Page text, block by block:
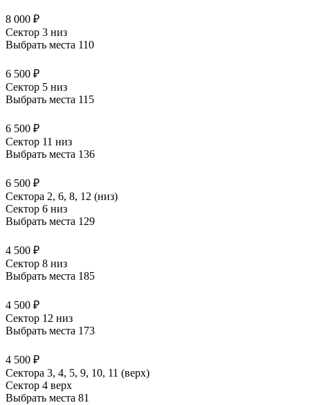
8 000 ₽
Сектор 3 низ
Выбрать места 110
6 500 ₽
Сектор 5 низ
Выбрать места 115
6 500 ₽
Сектор 11 низ
Выбрать места 136
6 500 ₽
Сектора 2, 6, 8, 12 (низ)
Сектор 6 низ
Выбрать места 129
4 500 ₽
Сектор 8 низ
Выбрать места 185
4 500 ₽
Сектор 12 низ
Выбрать места 173
4 500 ₽
Сектора 3, 4, 5, 9, 10, 11 (верх)
Сектор 4 верх
Выбрать места 81